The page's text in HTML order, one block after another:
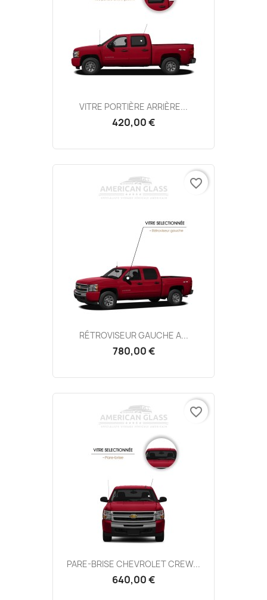
VITRE PORTIÈRE ARRIÈRE...
420,00 €
RÉTROVISEUR GAUCHE A...
780,00 €
favorite_border
PARE-BRISE CHEVROLET CREW...
640,00 €
favorite_border